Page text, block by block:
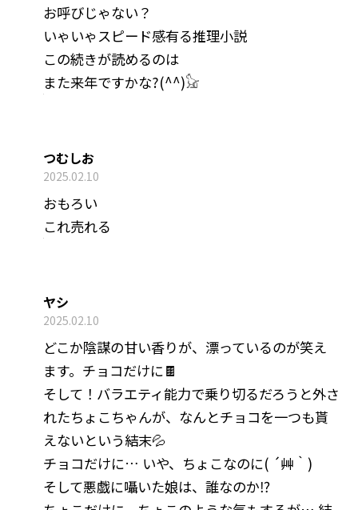
お呼びじゃない？
いゃいゃスピード感有る推理小説
この続きが読めるのは
また来年ですかな?(^^)𓃠
つむしお
2025.02.10
おもろい
これ売れる
ヤシ
2025.02.10
どこか陰謀の甘い香りが、漂っているのが笑え
ます。チョコだけに🍫
そして！バラエティ能力で乗り切るだろうと外さ
れたちょこちゃんが、なんとチョコを一つも貰
えないという結末💦
チョコだけに… いや、ちょこなのに( ´艸｀)
そして悪戯に囁いた娘は、誰なのか⁉️